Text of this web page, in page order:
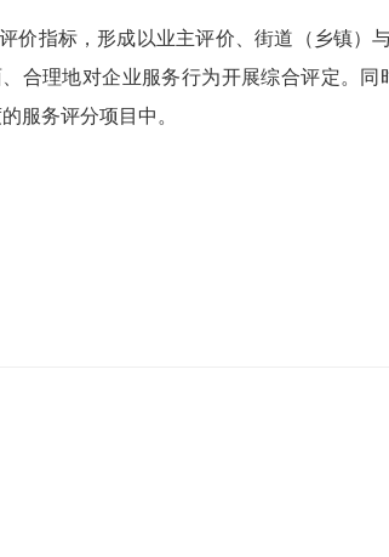
指标，形成以业主评价、街道（乡镇）
合理地对企业服务行为开展综合评定。
服务评分项目中。